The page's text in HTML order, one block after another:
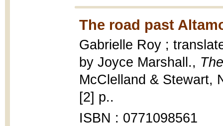
The road past
Gabrielle Roy ;
by Joyce Marshall.,
McClelland & Stewart,
[2] p..
ISBN : 0771098561